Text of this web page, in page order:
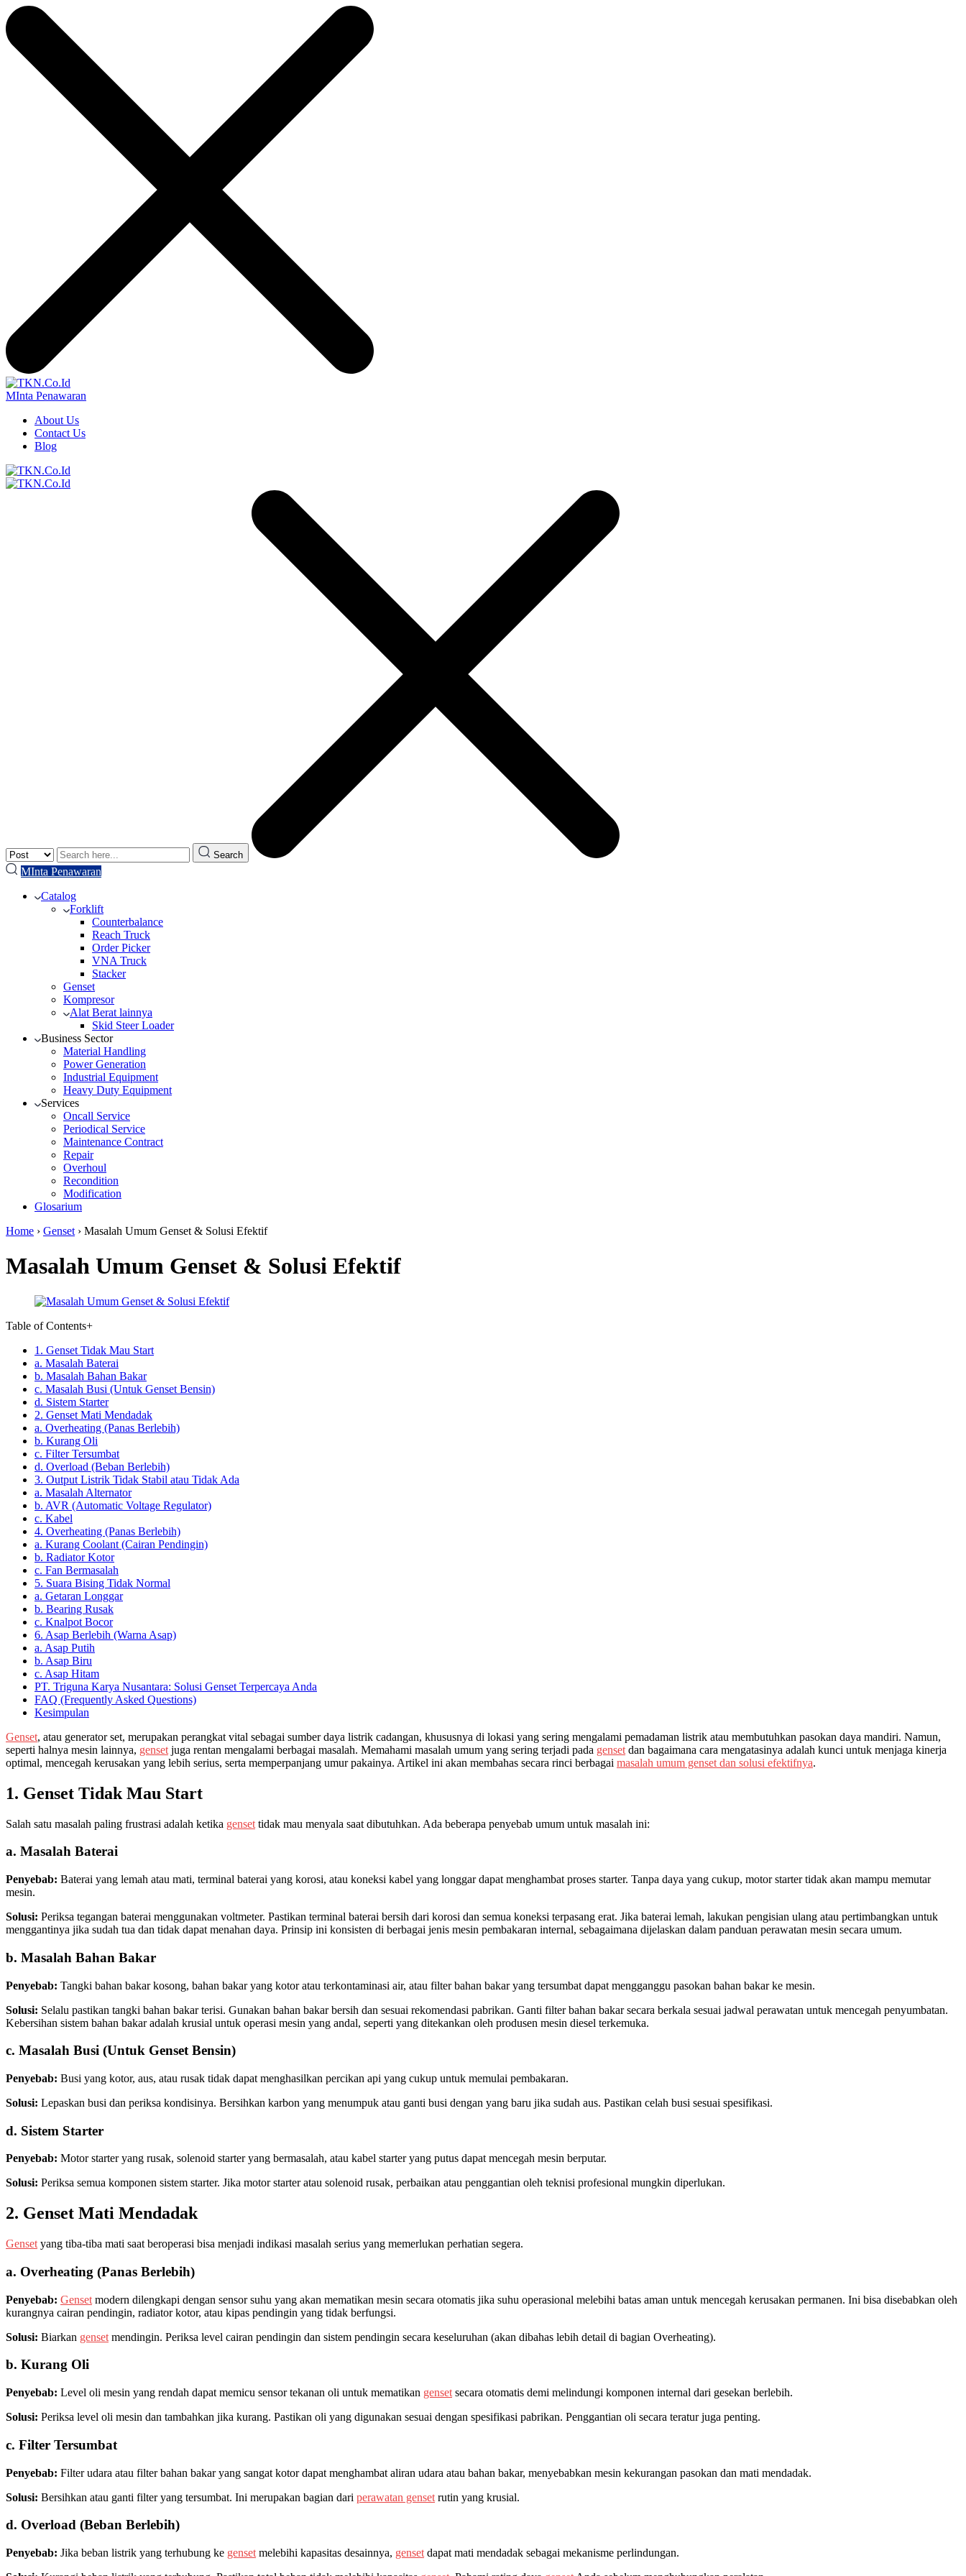
MInta Penawaran
About Us
Contact Us
Blog
Search
MInta Penawaran
Catalog
Forklift
Counterbalance
Reach Truck
Order Picker
VNA Truck
Stacker
Genset
Kompresor
Alat Berat lainnya
Skid Steer Loader
Business Sector
Material Handling
Power Generation
Industrial Equipment
Heavy Duty Equipment
Services
Oncall Service
Periodical Service
Maintenance Contract
Repair
Overhoul
Recondition
Modification
Glosarium
Home › Genset › Masalah Umum Genset & Solusi Efektif
Masalah Umum Genset & Solusi Efektif
Table of Contents+
1. Genset Tidak Mau Start
a. Masalah Baterai
b. Masalah Bahan Bakar
c. Masalah Busi (Untuk Genset Bensin)
d. Sistem Starter
2. Genset Mati Mendadak
a. Overheating (Panas Berlebih)
b. Kurang Oli
c. Filter Tersumbat
d. Overload (Beban Berlebih)
3. Output Listrik Tidak Stabil atau Tidak Ada
a. Masalah Alternator
b. AVR (Automatic Voltage Regulator)
c. Kabel
4. Overheating (Panas Berlebih)
a. Kurang Coolant (Cairan Pendingin)
b. Radiator Kotor
c. Fan Bermasalah
5. Suara Bising Tidak Normal
a. Getaran Longgar
b. Bearing Rusak
c. Knalpot Bocor
6. Asap Berlebih (Warna Asap)
a. Asap Putih
b. Asap Biru
c. Asap Hitam
PT. Triguna Karya Nusantara: Solusi Genset Terpercaya Anda
FAQ (Frequently Asked Questions)
Kesimpulan
Genset, atau generator set, merupakan perangkat vital sebagai sumber daya listrik cadangan, khususnya di lokasi yang sering mengalami pemadaman listrik atau membutuhkan pasokan daya mandiri. Namun,
seperti halnya mesin lainnya, genset juga rentan mengalami berbagai masalah. Memahami masalah umum yang sering terjadi pada genset dan bagaimana cara mengatasinya adalah kunci untuk menjaga kinerja
optimal, mencegah kerusakan yang lebih serius, serta memperpanjang umur pakainya. Artikel ini akan membahas secara rinci berbagai masalah umum genset dan solusi efektifnya.
1. Genset Tidak Mau Start
Salah satu masalah paling frustrasi adalah ketika genset tidak mau menyala saat dibutuhkan. Ada beberapa penyebab umum untuk masalah ini:
a. Masalah Baterai
Penyebab: Baterai yang lemah atau mati, terminal baterai yang korosi, atau koneksi kabel yang longgar dapat menghambat proses starter. Tanpa daya yang cukup, motor starter tidak akan mampu memutar
mesin.
Solusi: Periksa tegangan baterai menggunakan voltmeter. Pastikan terminal baterai bersih dari korosi dan semua koneksi terpasang erat. Jika baterai lemah, lakukan pengisian ulang atau pertimbangkan untuk
menggantinya jika sudah tua dan tidak dapat menahan daya. Prinsip ini konsisten di berbagai jenis mesin pembakaran internal, sebagaimana dijelaskan dalam panduan perawatan mesin secara umum.
b. Masalah Bahan Bakar
Penyebab: Tangki bahan bakar kosong, bahan bakar yang kotor atau terkontaminasi air, atau filter bahan bakar yang tersumbat dapat mengganggu pasokan bahan bakar ke mesin.
Solusi: Selalu pastikan tangki bahan bakar terisi. Gunakan bahan bakar bersih dan sesuai rekomendasi pabrikan. Ganti filter bahan bakar secara berkala sesuai jadwal perawatan untuk mencegah penyumbatan.
Kebersihan sistem bahan bakar adalah krusial untuk operasi mesin yang andal, seperti yang ditekankan oleh produsen mesin diesel terkemuka.
c. Masalah Busi (Untuk Genset Bensin)
Penyebab: Busi yang kotor, aus, atau rusak tidak dapat menghasilkan percikan api yang cukup untuk memulai pembakaran.
Solusi: Lepaskan busi dan periksa kondisinya. Bersihkan karbon yang menumpuk atau ganti busi dengan yang baru jika sudah aus. Pastikan celah busi sesuai spesifikasi.
d. Sistem Starter
Penyebab: Motor starter yang rusak, solenoid starter yang bermasalah, atau kabel starter yang putus dapat mencegah mesin berputar.
Solusi: Periksa semua komponen sistem starter. Jika motor starter atau solenoid rusak, perbaikan atau penggantian oleh teknisi profesional mungkin diperlukan.
2. Genset Mati Mendadak
Genset yang tiba-tiba mati saat beroperasi bisa menjadi indikasi masalah serius yang memerlukan perhatian segera.
a. Overheating (Panas Berlebih)
Penyebab: Genset modern dilengkapi dengan sensor suhu yang akan mematikan mesin secara otomatis jika suhu operasional melebihi batas aman untuk mencegah kerusakan permanen. Ini bisa disebabkan oleh
kurangnya cairan pendingin, radiator kotor, atau kipas pendingin yang tidak berfungsi.
Solusi: Biarkan genset mendingin. Periksa level cairan pendingin dan sistem pendingin secara keseluruhan (akan dibahas lebih detail di bagian Overheating).
b. Kurang Oli
Penyebab: Level oli mesin yang rendah dapat memicu sensor tekanan oli untuk mematikan genset secara otomatis demi melindungi komponen internal dari gesekan berlebih.
Solusi: Periksa level oli mesin dan tambahkan jika kurang. Pastikan oli yang digunakan sesuai dengan spesifikasi pabrikan. Penggantian oli secara teratur juga penting.
c. Filter Tersumbat
Penyebab: Filter udara atau filter bahan bakar yang sangat kotor dapat menghambat aliran udara atau bahan bakar, menyebabkan mesin kekurangan pasokan dan mati mendadak.
Solusi: Bersihkan atau ganti filter yang tersumbat. Ini merupakan bagian dari perawatan genset rutin yang krusial.
d. Overload (Beban Berlebih)
Penyebab: Jika beban listrik yang terhubung ke genset melebihi kapasitas desainnya, genset dapat mati mendadak sebagai mekanisme perlindungan.